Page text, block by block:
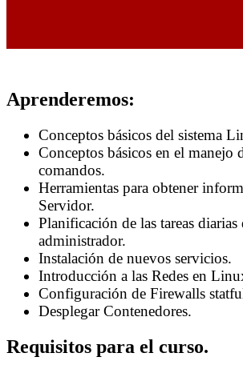
Aprenderemos:
Conceptos básicos del sistema
Conceptos básicos en el manejo
comandos.
Herramientas para obtener
Servidor.
Planificación de las tareas diarias
administrador.
Instalación de nuevos servicios.
Introducción a las Redes en
Configuración de Firewalls
Desplegar Contenedores.
Requisitos para el curso.